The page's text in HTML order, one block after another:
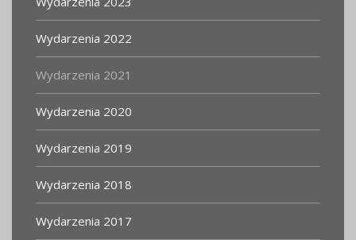
Wydarzenia 2022
Wydarzenia 2021
Wydarzenia 2020
Wydarzenia 2019
Wydarzenia 2018
Wydarzenia 2017